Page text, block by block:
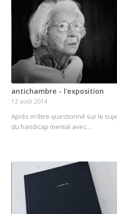
antichambre - l'exposition
12 août 2014
Après m'être questionné sur le
du handicap mental avec…